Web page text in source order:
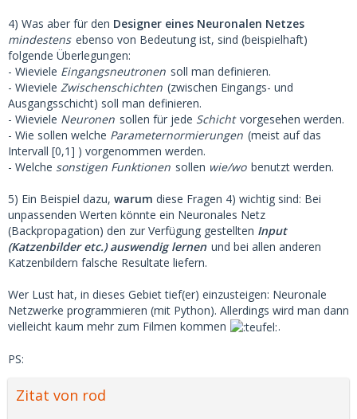
4) Was aber für den Designer eines Neuronalen Netzes
mindestens ebenso von Bedeutung ist, sind (beispielhaft)
folgende Überlegungen:
- Wieviele Eingangsneutronen soll man definieren.
- Wieviele Zwischenschichten (zwischen Eingangs- und
Ausgangsschicht) soll man definieren.
- Wieviele Neuronen sollen für jede Schicht vorgesehen werden.
- Wie sollen welche Parameternormierungen (meist auf das
Intervall [0,1] ) vorgenommen werden.
- Welche sonstigen Funktionen sollen wie/wo benutzt werden.
5) Ein Beispiel dazu, warum diese Fragen 4) wichtig sind: Bei
unpassenden Werten könnte ein Neuronales Netz
(Backpropagation) den zur Verfügung gestellten Input
(Katzenbilder etc.) auswendig lernen und bei allen anderen
Katzenbildern falsche Resultate liefern.
Wer Lust hat, in dieses Gebiet tief(er) einzusteigen: Neuronale
Netzwerke programmieren (mit Python). Allerdings wird man dann
vielleicht kaum mehr zum Filmen kommen
.
PS:
Zitat von rod